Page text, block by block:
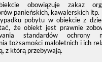
obowiązuje zakaz
panieńskich, kawalerskich itp.
pobytu w obiekcie z
że obiekt jest prawnie
standardów ochrony
tożsamości małoletnich i ich
z którą przebywają.